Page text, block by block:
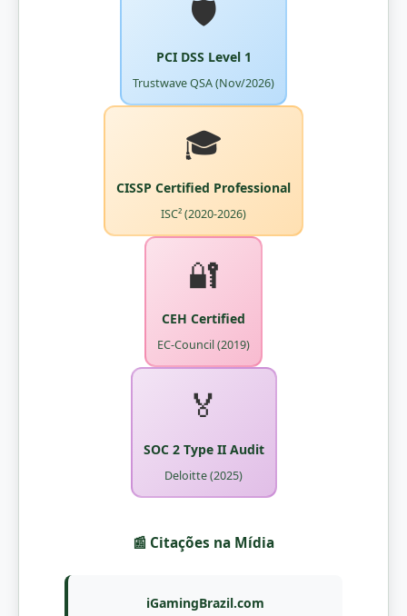
🛡️
PCI DSS Level 1
Trustwave QSA (Nov/2026)
🎓
CISSP Certified Professional
ISC² (2020-2026)
🔐
CEH Certified
EC-Council (2019)
🏅
SOC 2 Type II Audit
Deloitte (2025)
📰 Citações na Mídia
iGamingBrazil.com